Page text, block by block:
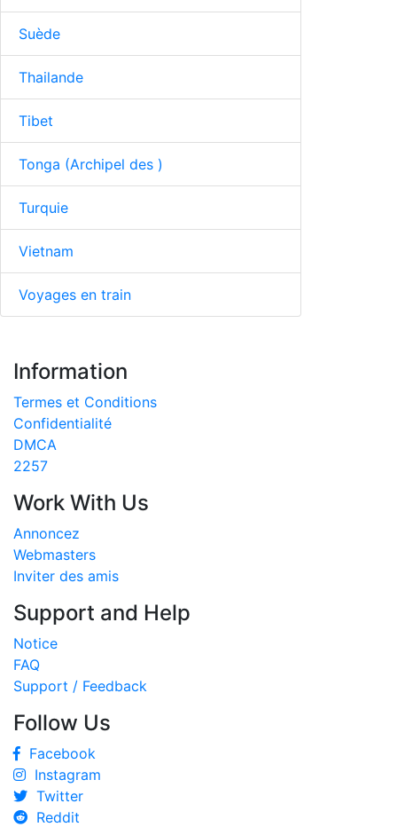
Suède
Thailande
Tibet
Tonga (Archipel des )
Turquie
Vietnam
Voyages en train
Information
Termes et Conditions
Confidentialité
DMCA
2257
Work With Us
Annoncez
Webmasters
Inviter des amis
Support and Help
Notice
FAQ
Support / Feedback
Follow Us
Facebook
Instagram
Twitter
Reddit